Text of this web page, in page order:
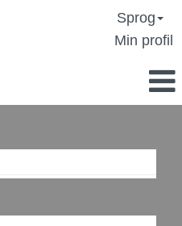
Sprog
Min profil